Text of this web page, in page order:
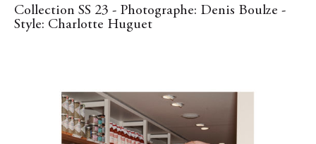
Collection SS 23 - Photographe: Denis Boulze -
Style: Charlotte Huguet